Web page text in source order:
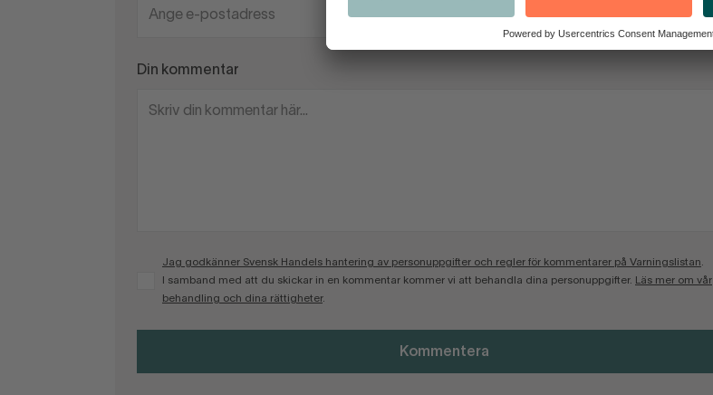
Din kommentar
Jag godkänner Svensk Handels hantering av personuppgifter och regler för kommentarer på Varningslistan
I samband med att du skickar in en kommentar kommer vi att behandla dina personuppgifter.
Läs mer om vår
behandling och dina rättigheter.
Kommentera